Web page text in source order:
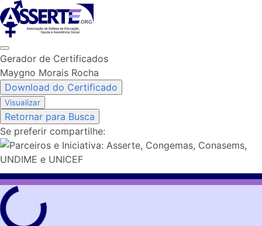
Skip
to
content
Gerador de Certificados
Maygno Morais Rocha
Download do Certificado
Visualizar
Retornar para Busca
Se preferir compartilhe: